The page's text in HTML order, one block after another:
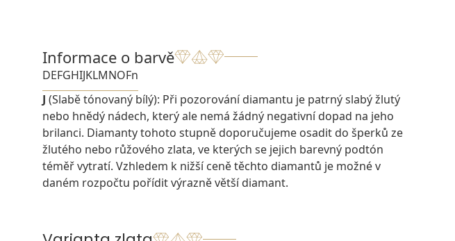
Informace o barvě
DEFGHIJKLMNOFn
J (Slabě tónovaný bílý): Při pozorování diamantu je patrný slabý žlutý
nebo hnědý nádech, který ale nemá žádný negativní dopad na jeho
brilanci. Diamanty tohoto stupně doporučujeme osadit do šperků ze
žlutého nebo růžového zlata, ve kterých se jejich barevný podtón
téměř vytratí. Vzhledem k nižší ceně těchto diamantů je možné v
daném rozpočtu pořídit výrazně větší diamant.